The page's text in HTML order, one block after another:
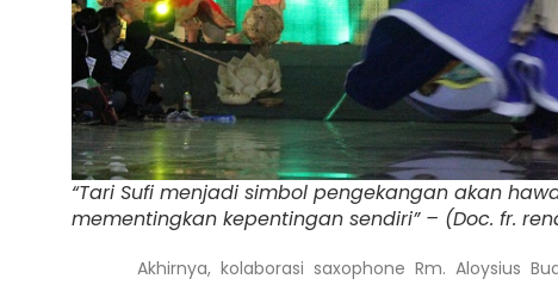
“Tari Sufi menjadi simbol pengekangan akan
mementingkan kepentingan sendiri” – (Doc. fr.
Akhirnya, kolaborasi saxophone Rm. Aloysius Budi